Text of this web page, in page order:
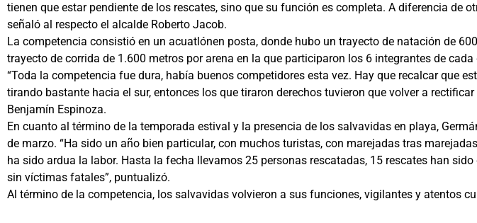
tienen que estar pendiente de los rescates, sino que su función es completa. A diferencia de
señaló al respecto el alcalde Roberto Jacob.
La competencia consistió en un acuatlónen posta, donde hubo un trayecto de natación de
trayecto de corrida de 1.600 metros por arena en la que participaron los 6 integrantes de cada
“Toda la competencia fue dura, había buenos competidores esta vez. Hay que recalcar que
tirando bastante hacia el sur, entonces los que tiraron derechos tuvieron que volver a
Benjamín Espinoza.
En cuanto al término de la temporada estival y la presencia de los salvavidas en playa,
de marzo. “Ha sido un año bien particular, con muchos turistas, con marejadas tras
ha sido ardua la labor. Hasta la fecha llevamos 25 personas rescatadas, 15 rescates han
sin víctimas fatales”, puntualizó.
Al término de la competencia, los salvavidas volvieron a sus funciones, vigilantes y atentos